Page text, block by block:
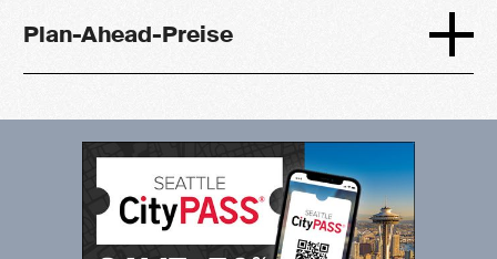
Plan-Ahead-Preise